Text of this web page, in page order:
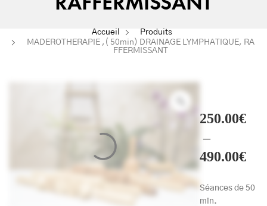
Accueil
Produits
MADEROTHERAPIE ,( 50min) DRAINAGE LYMPHATIQUE, RA
FFERMISSANT
250.00€
–
490.00€
Séances de 50
min.